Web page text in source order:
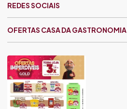
OFERTAS CASA DA GASTRONOMIA
REDES SOCIAIS